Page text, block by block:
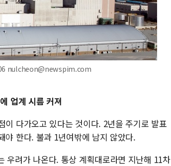
nulcheon@newspim.com
업계 시름 커져
다가오고 있다는 것이다. 2년을 주기로 발표
야 한다. 불과 1년여밖에 남지 않았다.
우려가 나온다. 통상 계획대로라면 지난해 11차